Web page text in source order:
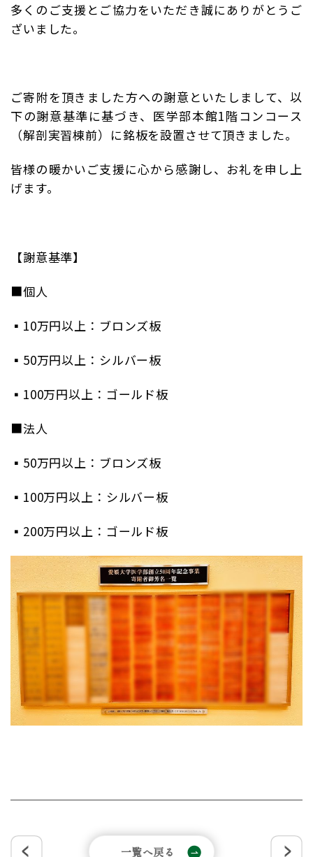
多くのご支援とご協力をいただき誠にありがとうご
ざいました。
ご寄附を頂きました方への謝意といたしまして、以
下の謝意基準に基づき、医学部本館1階コンコース
（解剖実習棟前）に銘板を設置させて頂きました。
皆様の暖かいご支援に心から感謝し、お礼を申し上
げます。
【謝意基準】
■個人
▪10万円以上：ブロンズ板
▪50万円以上：シルバー板
▪100万円以上：ゴールド板
■法人
▪50万円以上：ブロンズ板
▪100万円以上：シルバー板
▪200万円以上：ゴールド板
一覧へ戻る